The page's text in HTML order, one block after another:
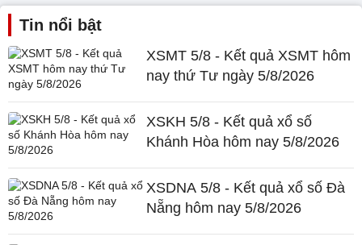
Tin nổi bật
XSMT 5/8 - Kết quả XSMT hôm
nay thứ Tư ngày 5/8/2026
XSKH 5/8 - Kết quả xổ số
Khánh Hòa hôm nay 5/8/2026
XSDNA 5/8 - Kết quả xổ số Đà
Nẵng hôm nay 5/8/2026